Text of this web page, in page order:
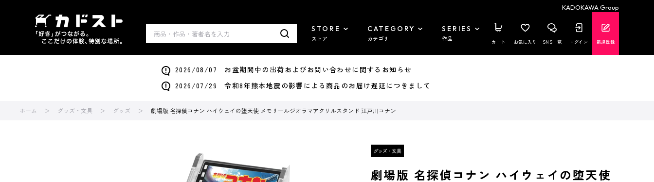
KADOKAWA Group
STORE
ストア
CATEGORY
カテゴリ
SERIES
作品 カート お気に入り SNS一覧 ログイン 新規登録
2026/08/07 お盆期間中の出荷およびお問い合わせに関するお知らせ
2026/07/29 令和8年熊本地震の影響による商品のお届け遅延につきまして
ホーム グッズ・文具 グッズ 劇場版 名探偵コナン ハイウェイの堕天使 メモリールジオラマアクリルスタンド 江戸川コナン
劇場版 名探偵コナン ハイウェイの堕天使